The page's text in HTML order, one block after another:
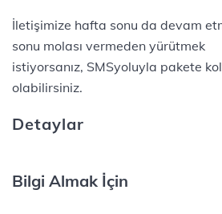
İletişimize hafta sonu da devam
sonu molası vermeden yürütmek
istiyorsanız, SMSyoluyla pakete
olabilirsiniz.
Detaylar
Bilgi Almak İçin